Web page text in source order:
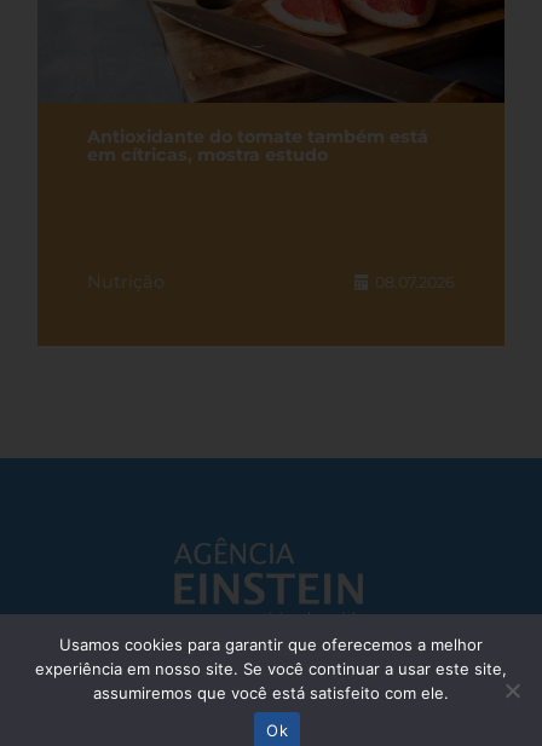
Antioxidante do tomate também está
em cítricas, mostra estudo
Nutrição 08.07.2026
Responsável Técnico: Dr. Eliezer Silva - CRM: 85148-SP
© Einstein Hospital Israelita 2025 - Todos os direitos reservados
Usamos cookies para garantir que oferecemos a melhor
experiência em nosso site. Se você continuar a usar este site,
assumiremos que você está satisfeito com ele.
Ok